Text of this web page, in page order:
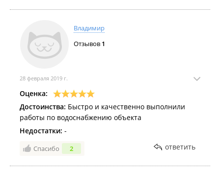
Владимир
Отзывов 1
28 февраля 2019 г.
Оценка:
Достоинства: Быстро и качественно выполнили
работы по водоснабжению объекта
Недостатки: -
Спасибо 2 ответить